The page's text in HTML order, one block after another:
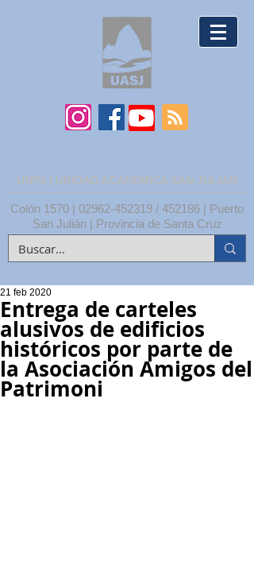
UNPA | UNIDAD ACADÉMICA SAN JULIÁN
Colón 1570 | 02962-452319 / 452186 | Puerto
San Julián | Provincia de Santa Cruz
Entrega de carteles
alusivos de edificios
históricos por parte de
la Asociación Amigos del
Patrimoni
21 feb 2020